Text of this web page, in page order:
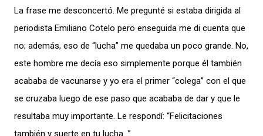
La frase me desconcertó. Me pregunté si estaba dirigida al
periodista Emiliano Cotelo pero enseguida me di cuenta que
no; además, eso de “lucha” me quedaba un poco grande. No,
este hombre me decía eso simplemente porque él también
acababa de vacunarse y yo era el primer “colega” con el que
se cruzaba luego de ese paso que acababa de dar y que le
resultaba muy importante. Le respondí: “Felicitaciones
también y suerte en tu lucha…”